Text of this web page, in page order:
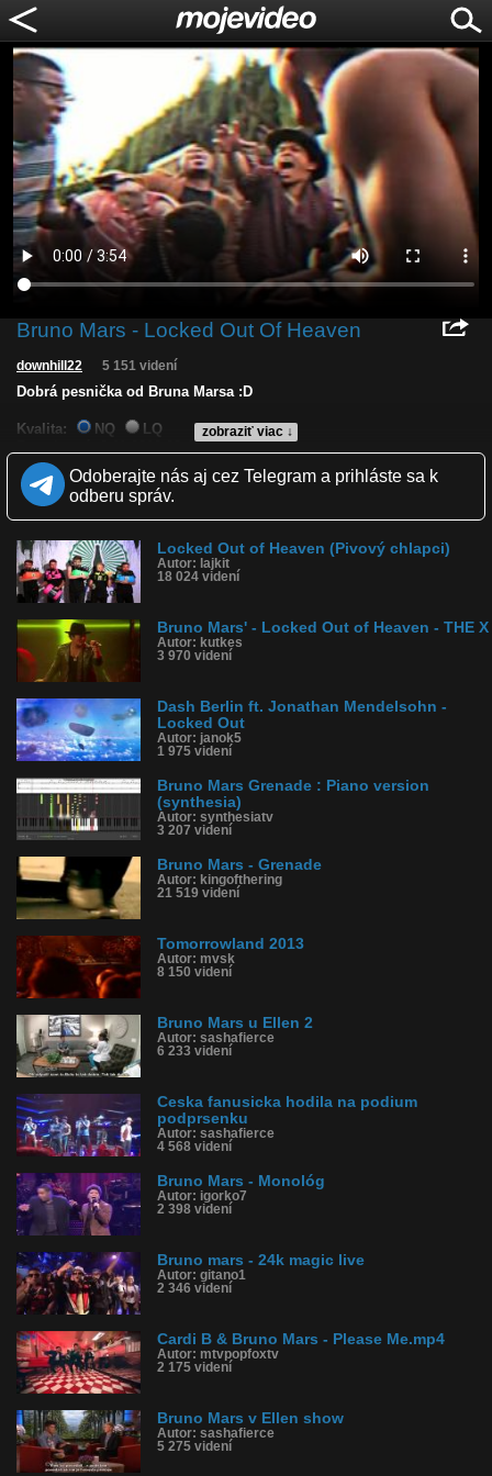
Bruno Mars - Locked Out Of Heaven
zobraziť viac ↓
downhill22 5 151 videní
Dobrá pesnička od Bruna Marsa :D
Kvalita: NQ
LQ
Zverejnené: 2.11.2012 20:43
Páči sa: 100% (4 hlasov)
Obľúbené: 2
Komentárov: 4
Dľžka: 3:54
Tagy: bruno mars, hudba, 2012
História sledovanosti videa:
Odoberajte nás aj cez Telegram a prihláste sa k
odberu správ.
Locked Out of Heaven (Pivový chlapci)
Autor: lajkit
18 024 videní
Bruno Mars' - Locked Out of Heaven - THE X
Autor: kutkes
3 970 videní
Dash Berlin ft. Jonathan Mendelsohn -
Locked Out
Autor: janok5
1 975 videní
Bruno Mars Grenade : Piano version
(synthesia)
Autor: synthesiatv
3 207 videní
Bruno Mars - Grenade
Autor: kingofthering
21 519 videní
Tomorrowland 2013
Autor: mvsk
8 150 videní
Bruno Mars u Ellen 2
Autor: sashafierce
6 233 videní
Ceska fanusicka hodila na podium
podprsenku
Autor: sashafierce
4 568 videní
Bruno Mars - Monológ
Autor: igorko7
2 398 videní
Bruno mars - 24k magic live
Autor: gitano1
2 346 videní
Cardi B & Bruno Mars - Please Me.mp4
Autor: mtvpopfoxtv
2 175 videní
Bruno Mars v Ellen show
Autor: sashafierce
5 275 videní